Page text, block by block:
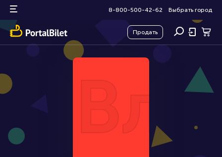
8-800-500-42-62 Выбрать город
Продать